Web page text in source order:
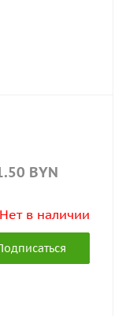
BYN
Нет в наличии